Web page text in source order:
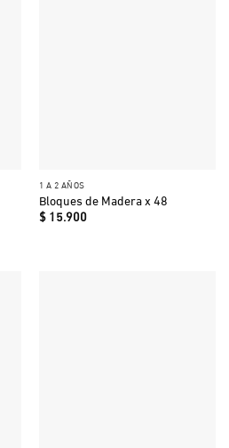
1 A 2 AÑOS
Bloques de Madera x 48
$15.900